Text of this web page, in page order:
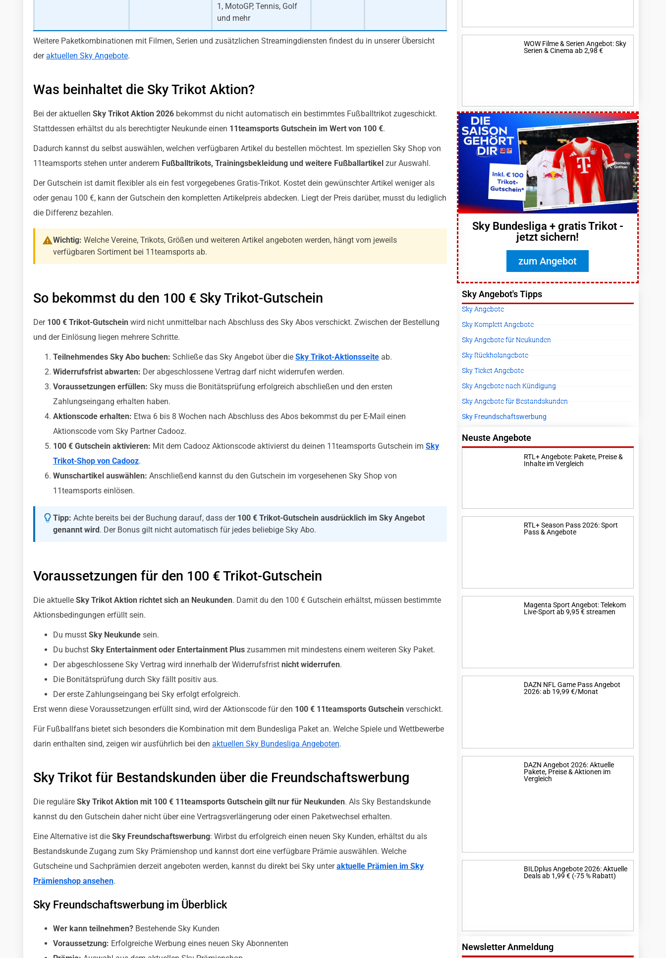
1, MotoGP, Tennis, Golf
und mehr
Weitere Paketkombinationen mit Filmen, Serien und zusätzlichen Streamingdiensten findest du in unserer Übersicht
deraktuellen Sky Angebote.
Was beinhaltet die Sky Trikot Aktion?
Bei der aktuellen Sky Trikot Aktion 2026 bekommst du nicht automatisch ein bestimmtes Fußballtrikot zugeschickt.
Stattdessen erhältst du als berechtigter Neukunde einen 11teamsports Gutschein im Wert von 100 €.
Dadurch kannst du selbst auswählen, welchen verfügbaren Artikel du bestellen möchtest. Im speziellen Sky Shop von
11teamsports stehen unter anderem Fußballtrikots, Trainingsbekleidung und weitere Fußballartikel zur Auswahl.
Der Gutschein ist damit flexibler als ein fest vorgegebenes Gratis-Trikot. Kostet dein gewünschter Artikel weniger als
oder genau 100 €, kann der Gutschein den kompletten Artikelpreis abdecken. Liegt der Preis darüber, musst du lediglich
die Differenz bezahlen.
Wichtig: Welche Vereine, Trikots, Größen und weiteren Artikel angeboten werden, hängt vom jeweils
verfügbaren Sortiment bei 11teamsports ab.
So bekommst du den 100 € Sky Trikot-Gutschein
Der 100 € Trikot-Gutschein wird nicht unmittelbar nach Abschluss des Sky Abos verschickt. Zwischen der Bestellung
und der Einlösung liegen mehrere Schritte.
Teilnehmendes Sky Abo buchen: Schließe das Sky Angebot über die Sky Trikot-Aktionsseite ab.
Widerrufsfrist abwarten: Der abgeschlossene Vertrag darf nicht widerrufen werden.
Voraussetzungen erfüllen: Sky muss die Bonitätsprüfung erfolgreich abschließen und den ersten
Zahlungseingang erhalten haben.
Aktionscode erhalten: Etwa 6 bis 8 Wochen nach Abschluss des Abos bekommst du per E-Mail einen
Aktionscode vom Sky Partner Cadooz.
100 € Gutschein aktivieren: Mit dem Cadooz Aktionscode aktivierst du deinen 11teamsports Gutschein im Sky
Trikot-Shop von Cadooz.
Wunschartikel auswählen: Anschließend kannst du den Gutschein im vorgesehenen Sky Shop von
11teamsports einlösen.
Tipp: Achte bereits bei der Buchung darauf, dass der 100 € Trikot-Gutschein ausdrücklich im Sky Angebot
genannt wird . Der Bonus gilt nicht automatisch für jedes beliebige Sky Abo.
Voraussetzungen für den 100 € Trikot-Gutschein
Die aktuelle Sky Trikot Aktion richtet sich an Neukunden. Damit du den 100 € Gutschein erhältst, müssen bestimmte
Aktionsbedingungen erfüllt sein.
Du musst Sky Neukunde sein.
Du buchst Sky Entertainment oder Entertainment Plus zusammen mit mindestens einem weiteren Sky Paket.
Der abgeschlossene Sky Vertrag wird innerhalb der Widerrufsfrist nicht widerrufen.
Die Bonitätsprüfung durch Sky fällt positiv aus.
Der erste Zahlungseingang bei Sky erfolgt erfolgreich.
Erst wenn diese Voraussetzungen erfüllt sind, wird der Aktionscode für den 100 € 11teamsports Gutschein verschickt.
Für Fußballfans bietet sich besonders die Kombination mit dem Bundesliga Paket an. Welche Spiele und Wettbewerbe
darin enthalten sind, zeigen wir ausführlich bei den aktuellen Sky Bundesliga Angeboten.
Sky Trikot für Bestandskunden über die Freundschaftswerbung
Die reguläre Sky Trikot Aktion mit 100 € 11teamsports Gutschein gilt nur für Neukunden. Als Sky Bestandskunde
kannst du den Gutschein daher nicht über eine Vertragsverlängerung oder einen Paketwechsel erhalten.
Eine Alternative ist die Sky Freundschaftswerbung: Wirbst du erfolgreich einen neuen Sky Kunden, erhältst du als
Bestandskunde Zugang zum Sky Prämienshop und kannst dort eine verfügbare Prämie auswählen. Welche
Gutscheine und Sachprämien derzeit angeboten werden, kannst du direkt bei Sky unteraktuelle Prämien im Sky
Prämienshop ansehen.
Sky Freundschaftswerbung im Überblick
Wer kann teilnehmen? Bestehende Sky Kunden
Voraussetzung: Erfolgreiche Werbung eines neuen Sky Abonnenten
WOW Filme & Serien Angebot: Sky
Serien & Cinema ab 2,98 €
Sky Bundesliga + gratis Trikot -
jetzt sichern!
zum Angebot
Sky Angebot's Tipps
Sky Angebote
Sky Komplett Angebote
Sky Angebote für Neukunden
Sky Rückholangebote
Sky Ticket Angebote
Sky Angebote nach Kündigung
Sky Angebote für Bestandskunden
Sky Freundschaftswerbung
Neuste Angebote
RTL+ Angebote: Pakete, Preise &
Inhalte im Vergleich
RTL+ Season Pass 2026: Sport
Pass & Angebote
Magenta Sport Angebot: Telekom
Live-Sport ab 9,95 € streamen
DAZN NFL Game Pass Angebot
2026: ab 19,99 €/Monat
DAZN Angebot 2026: Aktuelle
Pakete, Preise & Aktionen im
Vergleich
BILDplus Angebote 2026: Aktuelle
Deals ab 1,99 € (-75 % Rabatt)
Newsletter Anmeldung